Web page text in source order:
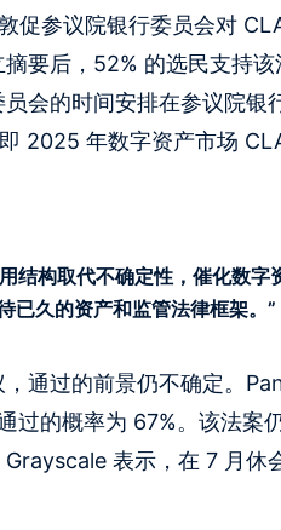
促参议院银行委员会对
要后，52% 的选民支持
会的时间安排在参议院银
2025 年数字资产市场
结构取代不确定性，催化数字
已久的资产和监管法律框架。”
通过的前景仍不确定。
过的概率为 67%。该法案
表示，在 7 月休